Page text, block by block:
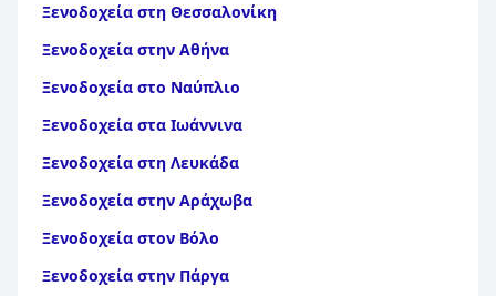
Ξενοδοχεία στη Θεσσαλονίκη
Ξενοδοχεία στην Αθήνα
Ξενοδοχεία στο Ναύπλιο
Ξενοδοχεία στα Ιωάννινα
Ξενοδοχεία στη Λευκάδα
Ξενοδοχεία στην Αράχωβα
Ξενοδοχεία στον Βόλο
Ξενοδοχεία στην Πάργα